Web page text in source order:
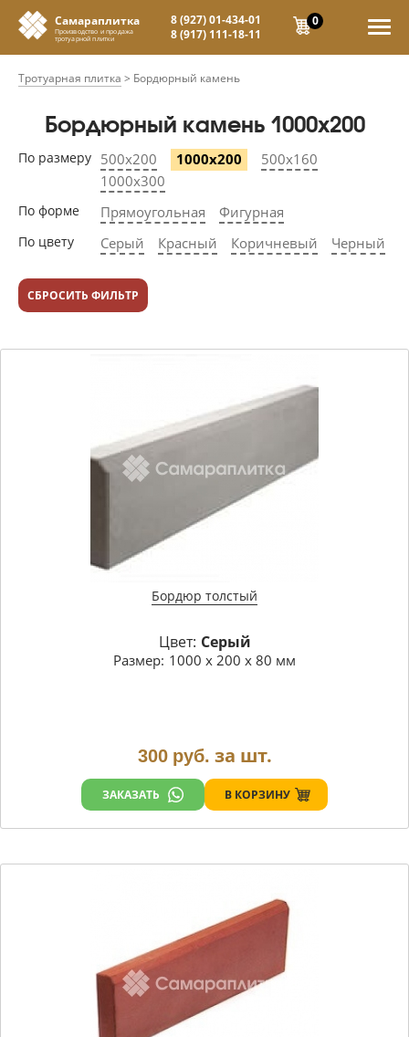
Самараплитка
Производство и продажа
тротуарной плитки
8 (927) 01-434-01
8 (917) 111-18-11
0
Тротуарная плитка > Бордюрный камень
Бордюрный камень 1000х200
По размеру 500х200 1000х200
500х160
1000х300
По форме Прямоугольная Фигурная
По цвету Серый Красный Коричневый Черный
СБРОСИТЬ ФИЛЬТР
Бордюр толстый
Цвет: Серый
Размер: 1000 х 200 х 80 мм
300 руб. за шт.
ЗАКАЗАТЬ В КОРЗИНУ